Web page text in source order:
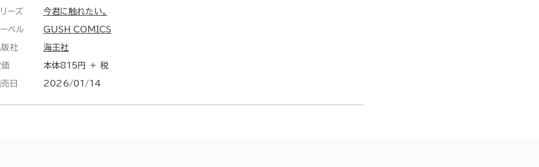
ーズ 今君に触れたい。
ベル GUSH COMICS
社 海王社
本体815円 ＋ 税
日 2026/01/14